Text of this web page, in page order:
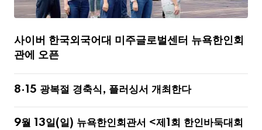
사이버 한국외국어대 미주글로벌센터 뉴욕한인회
관에 오픈
8·15 광복절 경축식, 플러싱서 개최한다
9월 13일(일) 뉴욕한인회관서 <제1회 한인바둑대회